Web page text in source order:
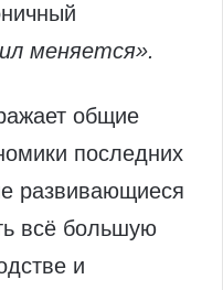
меняется».
общие
последних
развивающиеся
всё большую
и